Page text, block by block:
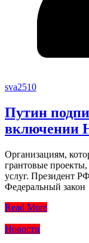
sva2510
Путин
включении
Организациям,
грантовые проекты,
услуг. Президент
Федеральный закон
Read More
Новости